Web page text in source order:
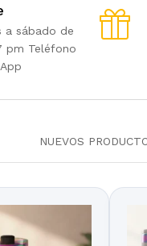
a sábado de
pm Teléfono
NUEVOS